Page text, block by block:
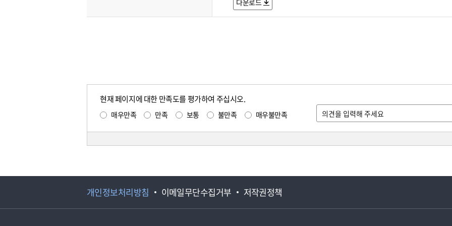
다운로드
현재 페이지에 대한 만족도를 평가하여 주십시오.
매우만족 만족 보통 불만족 매우불만족
개인정보처리방침 이메일무단수집거부 저작권정책